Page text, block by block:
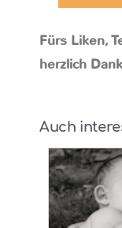
Fürs Liken,
herzlich
Auch